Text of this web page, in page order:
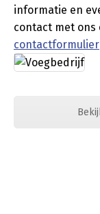
informatie en
contact met
contactformulier